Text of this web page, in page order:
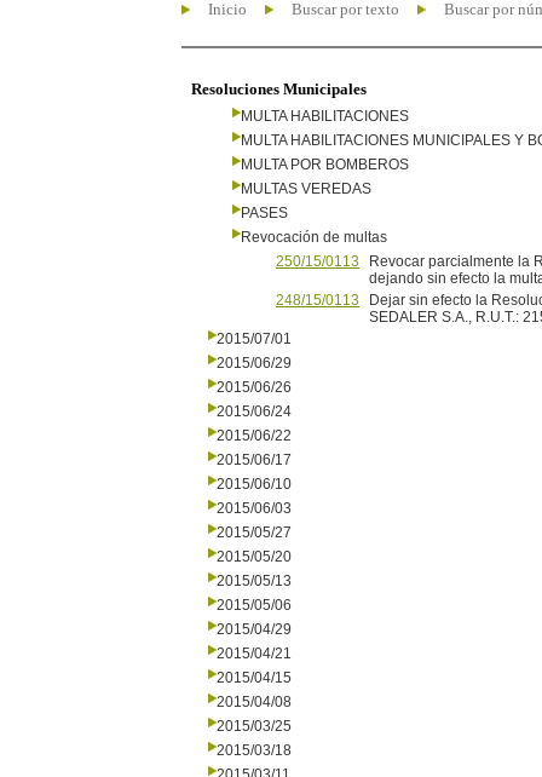
Inicio Buscar por texto Buscar por
Resoluciones Municipales
MULTA HABILITACIONES
MULTA HABILITACIONES MUNICIPALES Y
MULTA POR BOMBEROS
MULTAS VEREDAS
PASES
Revocación de multas
250/15/0113
Revocar parcialmente la
dejando sin efecto la
248/15/0113
Dejar sin efecto la
SEDALER S.A., R.U.T.:
2015/07/01
2015/06/29
2015/06/26
2015/06/24
2015/06/22
2015/06/17
2015/06/10
2015/06/03
2015/05/27
2015/05/20
2015/05/13
2015/05/06
2015/04/29
2015/04/21
2015/04/15
2015/04/08
2015/03/25
2015/03/18